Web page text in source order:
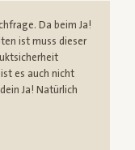
Da beim Ja!
ist muss dieser
es auch nicht
Ja! Natürlich